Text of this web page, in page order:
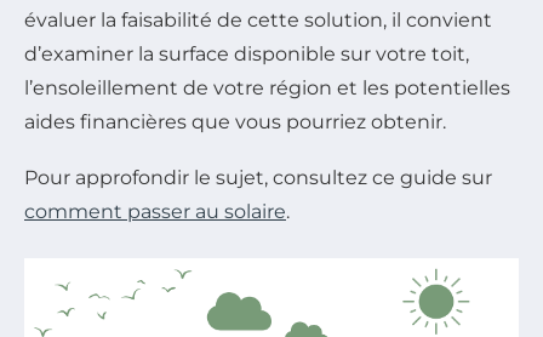
évaluer la faisabilité de cette solution, il convient
d’examiner la surface disponible sur votre toit,
l’ensoleillement de votre région et les potentielles
aides financières que vous pourriez obtenir.
Pour approfondir le sujet, consultez ce guide sur
comment passer au solaire.